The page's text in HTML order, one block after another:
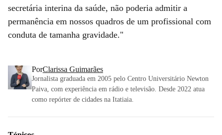
secretária interina da saúde, não poderia admitir a
permanência em nossos quadros de um profissional com
conduta de tamanha gravidade."
PorClarissa Guimarães
Jornalista graduada em 2005 pelo Centro Universitário Newton
Paiva, com experiência em rádio e televisão. Desde 2022 atua
como repórter de cidades na Itatiaia.